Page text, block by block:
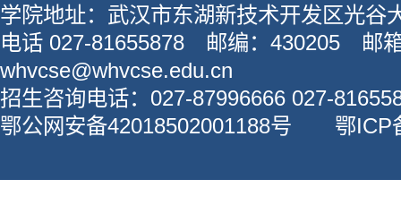
学院地址：武汉市东湖新技术开发区光谷
电话 027-81655878 邮编：430205 邮
whvcse@whvcse.edu.cn
招生咨询电话：027-87996666 027-
鄂公网安备42018502001188号 鄂ICP